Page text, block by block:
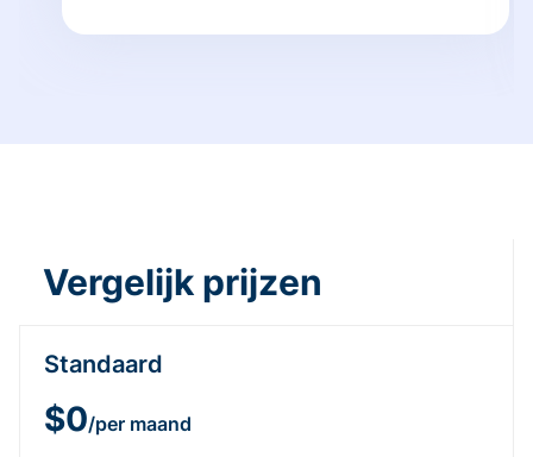
Vergelijk prijzen
Standaard
$0/per maand